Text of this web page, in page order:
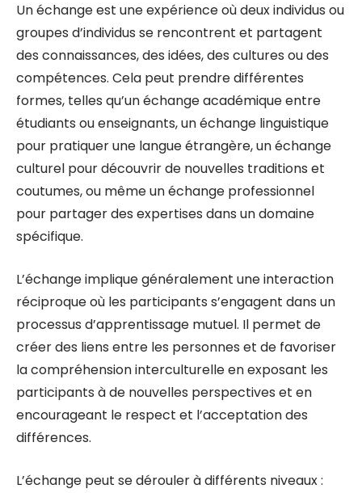
Un échange est une expérience où deux individus ou
groupes d’individus se rencontrent et partagent
des connaissances, des idées, des cultures ou des
compétences. Cela peut prendre différentes
formes, telles qu’un échange académique entre
étudiants ou enseignants, un échange linguistique
pour pratiquer une langue étrangère, un échange
culturel pour découvrir de nouvelles traditions et
coutumes, ou même un échange professionnel
pour partager des expertises dans un domaine
spécifique.
L’échange implique généralement une interaction
réciproque où les participants s’engagent dans un
processus d’apprentissage mutuel. Il permet de
créer des liens entre les personnes et de favoriser
la compréhension interculturelle en exposant les
participants à de nouvelles perspectives et en
encourageant le respect et l’acceptation des
différences.
L’échange peut se dérouler à différents niveaux :